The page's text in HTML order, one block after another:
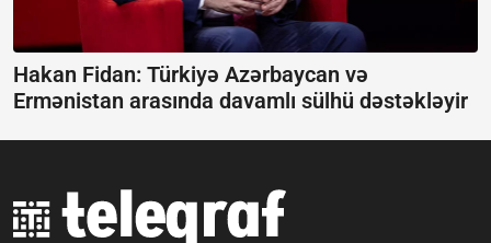
Hakan Fidan: Türkiyə Azərbaycan və
Ermənistan arasında davamlı sülhü dəstəkləyir